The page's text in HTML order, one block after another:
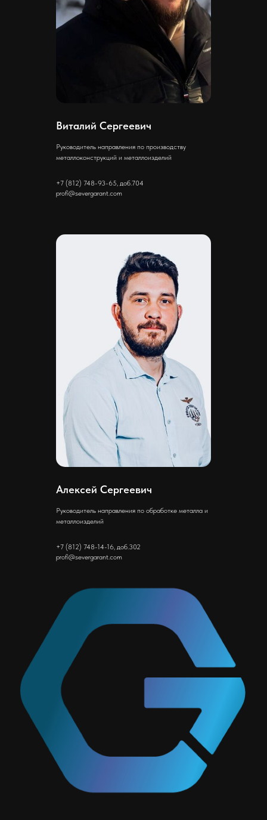
Виталий Сергеевич
Руководитель направления по производству
металлоконструкций и металлоизделий
+7 (812) 748-93-65, доб.704
profi@severgarant.com
Алексей Сергеевич
Руководитель направления по обработке металла и
металлоизделий
+7 (812) 748-14-16, доб.302
profi@severgarant.com